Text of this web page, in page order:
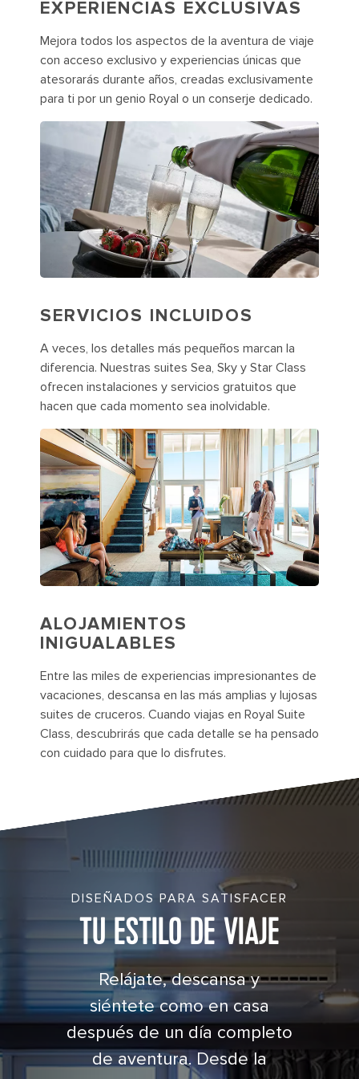
EXPERIENCIAS EXCLUSIVAS
Mejora todos los aspectos de la aventura de viaje
con acceso exclusivo y experiencias únicas que
atesorarás durante años, creadas exclusivamente
para ti por un genio Royal o un conserje dedicado.
SERVICIOS INCLUIDOS
A veces, los detalles más pequeños marcan la
diferencia. Nuestras suites Sea, Sky y Star Class
ofrecen instalaciones y servicios gratuitos que
hacen que cada momento sea inolvidable.
ALOJAMIENTOS
INIGUALABLES
Entre las miles de experiencias impresionantes de
vacaciones, descansa en las más amplias y lujosas
suites de cruceros. Cuando viajas en Royal Suite
Class, descubrirás que cada detalle se ha pensado
con cuidado para que lo disfrutes.
Cruise Junior Suite with Balcony Cat. JS
DISEÑADOS PARA SATISFACER
TU ESTILO DE VIAJE
Relájate, descansa y
siéntete como en casa
después de un día completo
de aventura. Desde la